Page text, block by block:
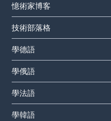
憶術家博客
技術部落格
學德語
學俄語
學法語
學韓語